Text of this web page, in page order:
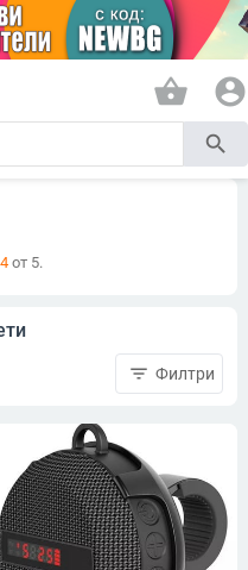
shopping_basket account_circle
search
от 5.
filter_list Филтри